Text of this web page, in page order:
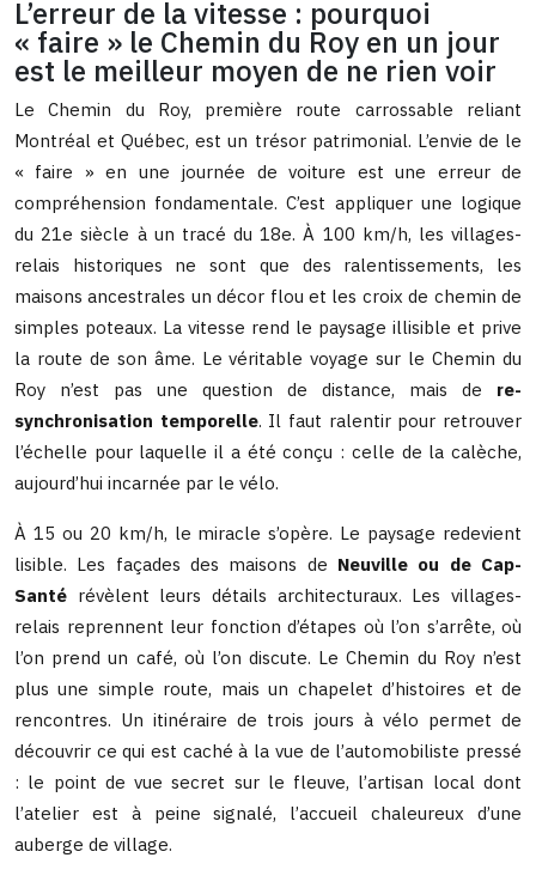
L’erreur de la vitesse : pourquoi
« faire » le Chemin du Roy en un jour
est le meilleur moyen de ne rien voir
Le Chemin du Roy, première route carrossable reliant
Montréal et Québec, est un trésor patrimonial. L’envie de le
« faire » en une journée de voiture est une erreur de
compréhension fondamentale. C’est appliquer une logique
du 21e siècle à un tracé du 18e. À 100 km/h, les villages-
relais historiques ne sont que des ralentissements, les
maisons ancestrales un décor flou et les croix de chemin de
simples poteaux. La vitesse rend le paysage illisible et prive
la route de son âme. Le véritable voyage sur le Chemin du
Roy n’est pas une question de distance, mais de re-
synchronisation temporelle. Il faut ralentir pour retrouver
l’échelle pour laquelle il a été conçu : celle de la calèche,
aujourd’hui incarnée par le vélo.
À 15 ou 20 km/h, le miracle s’opère. Le paysage redevient
lisible. Les façades des maisons de Neuville ou de Cap-
Santé révèlent leurs détails architecturaux. Les villages-
relais reprennent leur fonction d’étapes où l’on s’arrête, où
l’on prend un café, où l’on discute. Le Chemin du Roy n’est
plus une simple route, mais un chapelet d’histoires et de
rencontres. Un itinéraire de trois jours à vélo permet de
découvrir ce qui est caché à la vue de l’automobiliste pressé
: le point de vue secret sur le fleuve, l’artisan local dont
l’atelier est à peine signalé, l’accueil chaleureux d’une
auberge de village.